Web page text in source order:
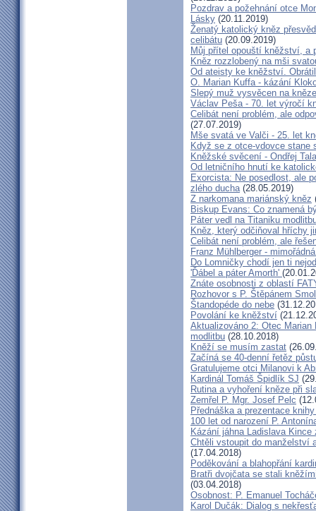
Pozdrav a požehnání otce
Lásky (20.11.2019)
Ženatý katolický kněz
celibátu (20.09.2019)
Můj přítel opouští kněžství, a
Kněz rozzlobený na mši
Od ateisty ke kněžství.
O. Marian Kuffa - kázání
Slepý muž vysvěcen na kněze
Václav Peša - 70. let výročí
Celibát není problém, ale
(27.07.2019)
Mše svatá ve Valči - 25. let
Když se z otce-vdovce stane
Kněžské svěcení - Ondřej
Od letničního hnutí ke
Exorcista: Ne posedlost, ale
zlého ducha(28.05.2019)
Z narkomana mariánský kněz
Biskup Evans: Co znamená
Páter vedl na Titaniku
Kněz, který odčiňoval hříchy
Celibát není problém, ale
Franz Mühlberger -
Do Lomničky chodí jen ti
'Ďábel a páter Amorth'
Znáte osobnosti z oblastí
Rozhovor s P. Štěpánem
Štandopéde do nebe
Povolání ke kněžství
Aktualizováno 2: Otec
modlitbu (28.10.2018)
Kněží se musím zastat
Začíná se 40-denní řetěz
Gratulujeme otci Milanovi k
Kardinál Tomáš Špidlík SJ
Rutina a vyhoření kněze při
Zemřel P. Mgr. Josef Pelc
Přednáška a prezentace
100 let od narození P.
Kázání jáhna Ladislava
Chtěli vstoupit do manželství
(17.04.2018)
Poděkování a blahopřání
Bratři dvojčata se stali
(03.04.2018)
Osobnost: P. Emanuel
Karol Dučák: Dialog s